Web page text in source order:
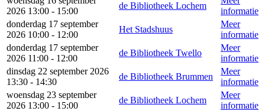
2026 13:00 - 15:00
de Bibliotheek Lochem
informatie
donderdag 17 september
2026 10:00 - 12:00
Het Stadshuus
Meer
informatie
donderdag 17 september
2026 11:00 - 12:00
de Bibliotheek Twello
Meer
informatie
dinsdag 22 september 2026
13:30 - 14:30
de Bibliotheek Brummen
Meer
informatie
woensdag 23 september
2026 13:00 - 15:00
de Bibliotheek Lochem
Meer
informatie